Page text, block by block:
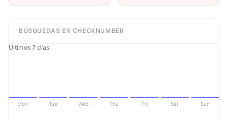
BÚSQUEDAS EN CHECKNUMBER
Últimos 7 días
Mon Tue Wed Thu Fri Sat Sun